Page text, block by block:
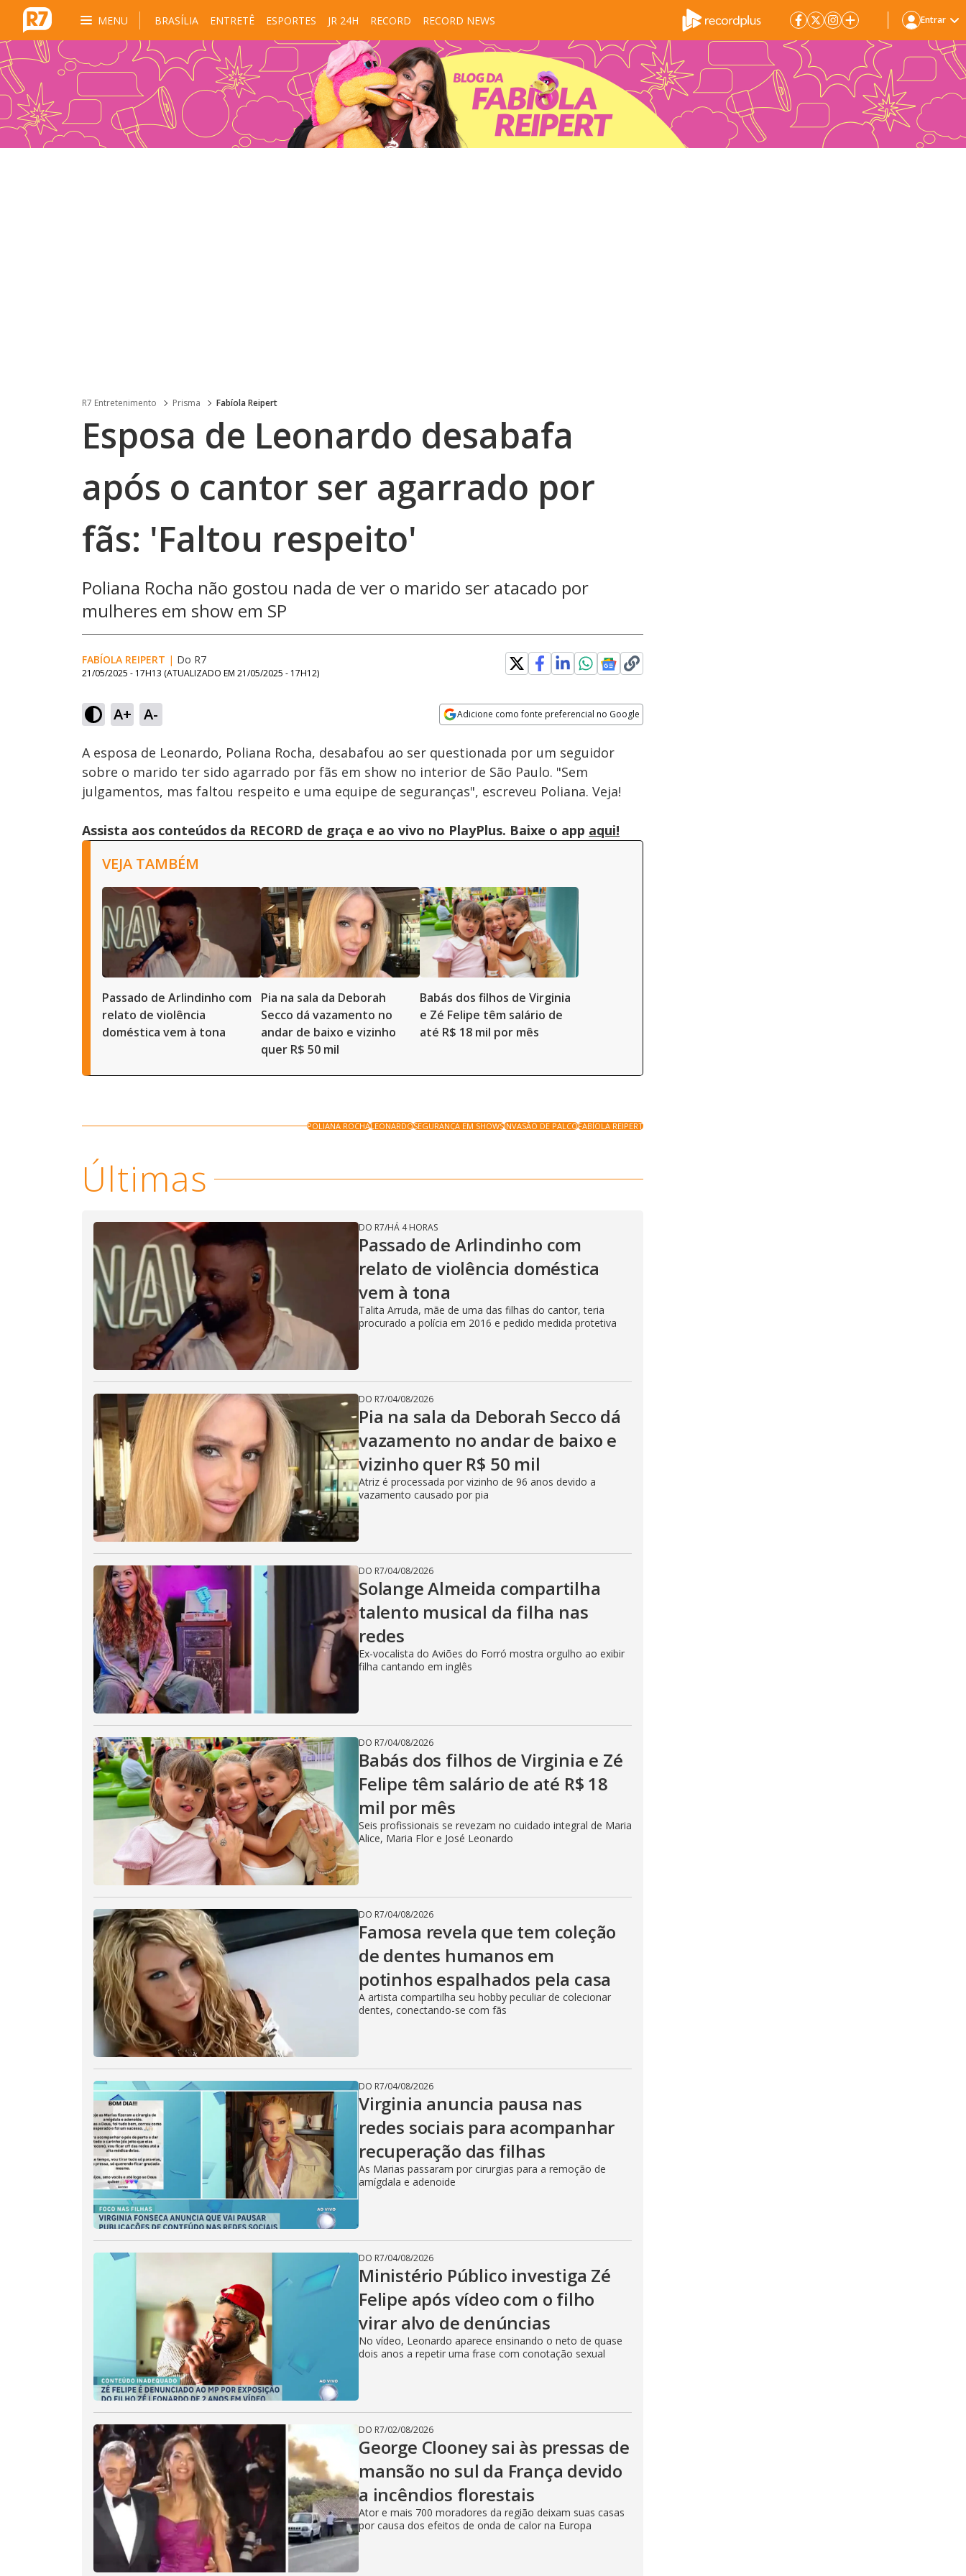
MENU BRASÍLIA ENTRETÊ ESPORTES JR 24H RECORD RECORD NEWS Entrar
R7 Entretenimento Prisma Fabíola Reipert
Esposa de Leonardo desabafa
após o cantor ser agarrado por
fãs: 'Faltou respeito'
Poliana Rocha não gostou nada de ver o marido ser atacado por
mulheres em show em SP
FABÍOLA REIPERT | Do R7
21/05/2025 - 17H13 (ATUALIZADO EM 21/05/2025 - 17H12)
A+ A- Adicione como fonte preferencial no Google
Ativar
Som
Velocidade
A esposa de Leonardo, Poliana Rocha, desabafou ao ser questionada por um seguidor
sobre o marido ter sido agarrado por fãs em show no interior de São Paulo. "Sem
julgamentos, mas faltou respeito e uma equipe de seguranças", escreveu Poliana. Veja!
Assista aos conteúdos da RECORD de graça e ao vivo no PlayPlus. Baixe o app aqui!
VEJA TAMBÉM
Passado de Arlindinho com
relato de violência
doméstica vem à tona
Pia na sala da Deborah
Secco dá vazamento no
andar de baixo e vizinho
quer R$ 50 mil
Babás dos filhos de Virginia
e Zé Felipe têm salário de
até R$ 18 mil por mês
POLIANA ROCHALEONARDOSEGURANÇA EM SHOWSINVASÃO DE PALCOFABÍOLA REIPERT
Últimas
DO R7/HÁ 4 HORAS
Passado de Arlindinho com
relato de violência doméstica
vem à tona
Talita Arruda, mãe de uma das filhas do cantor, teria
procurado a polícia em 2016 e pedido medida protetiva
DO R7/04/08/2026
Pia na sala da Deborah Secco dá
vazamento no andar de baixo e
vizinho quer R$ 50 mil
Atriz é processada por vizinho de 96 anos devido a
vazamento causado por pia
DO R7/04/08/2026
Solange Almeida compartilha
talento musical da filha nas
redes
Ex-vocalista do Aviões do Forró mostra orgulho ao exibir
filha cantando em inglês
DO R7/04/08/2026
Babás dos filhos de Virginia e Zé
Felipe têm salário de até R$ 18
mil por mês
Seis profissionais se revezam no cuidado integral de Maria
Alice, Maria Flor e José Leonardo
DO R7/04/08/2026
Famosa revela que tem coleção
de dentes humanos em
potinhos espalhados pela casa
A artista compartilha seu hobby peculiar de colecionar
dentes, conectando-se com fãs
DO R7/04/08/2026
Virginia anuncia pausa nas
redes sociais para acompanhar
recuperação das filhas
As Marias passaram por cirurgias para a remoção de
amígdala e adenoide
DO R7/04/08/2026
Ministério Público investiga Zé
Felipe após vídeo com o filho
virar alvo de denúncias
No vídeo, Leonardo aparece ensinando o neto de quase
dois anos a repetir uma frase com conotação sexual
DO R7/02/08/2026
George Clooney sai às pressas de
mansão no sul da França devido
a incêndios florestais
Ator e mais 700 moradores da região deixam suas casas
por causa dos efeitos de onda de calor na Europa